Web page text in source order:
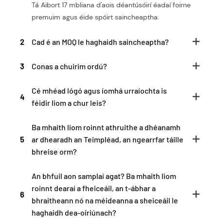
Tá Aibort 17 mbliana d'aois déantúsóirí éadaí foirne
premuim agus éide spóirt saincheaptha.
2 Cad é an MOQ le haghaidh saincheaptha?
3 Conas a chuirim ordú?
4
Cé mhéad lógó agus íomhá urraíochta is
féidir liom a chur leis?
5
Ba mhaith liom roinnt athruithe a dhéanamh
ar dhearadh an Teimpléad, an ngearrfar táille
bhreise orm?
6
An bhfuil aon samplaí agat? Ba mhaith liom
roinnt dearaí a fheiceáil, an t-ábhar a
bhraitheann nó na méideanna a sheiceáil le
haghaidh dea-oiriúnach?